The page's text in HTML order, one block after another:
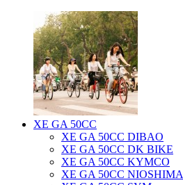
XE GA 50CC
XE GA 50CC DIBAO
XE GA 50CC DK BIKE
XE GA 50CC KYMCO
XE GA 50CC NIOSHIMA